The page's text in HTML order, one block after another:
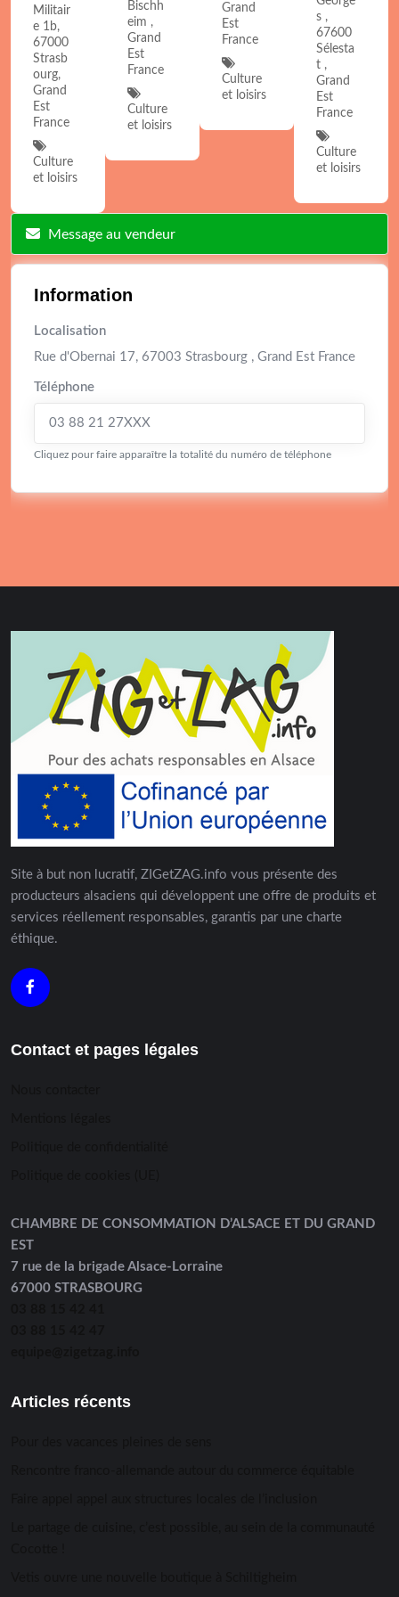
Militair
e 1b,
67000
Strasb
ourg,
Grand
Est
France
Culture
et loisirs
Bischh
eim ,
Grand
Est
France
Culture
et loisirs
Grand
Est
France
Culture
et loisirs
s ,
67600
Sélesta
t ,
Grand
Est
France
Culture
et loisirs
Message au vendeur
Information
Localisation
Rue d'Obernai 17, 67003 Strasbourg , Grand Est France
Téléphone
03 88 21 27XXX
Cliquez pour faire apparaître la totalité du numéro de téléphone
Site à but non lucratif, ZIGetZAG.info vous présente des
producteurs alsaciens qui développent une offre de produits et
services réellement responsables, garantis par une charte
éthique.
Contact et pages légales
CHAMBRE DE CONSOMMATION D’ALSACE ET DU GRAND
EST
7 rue de la brigade Alsace-Lorraine
67000 STRASBOURG
Articles récents